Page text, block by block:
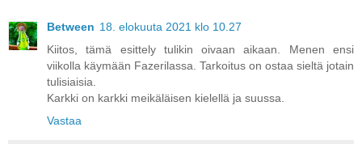
Between 18. elokuuta 2021 klo 10.27
Kiitos, tämä esittely tulikin oivaan aikaan. Menen ensi
viikolla käymään Fazerilassa. Tarkoitus on ostaa sieltä jotain
tulisiaisia.
Karkki on karkki meikäläisen kielellä ja suussa.
Vastaa